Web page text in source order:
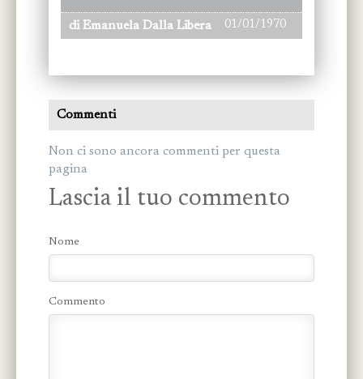
di Emanuela Dalla Libera 01/01/1970
Commenti
Non ci sono ancora commenti per questa
pagina
Lascia il tuo commento
Nome
Commento